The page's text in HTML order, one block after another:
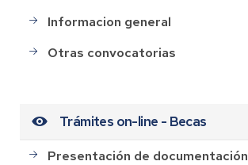
Informacion general
Otras convocatorias
Trámites on-line - Becas
Presentación de documentación